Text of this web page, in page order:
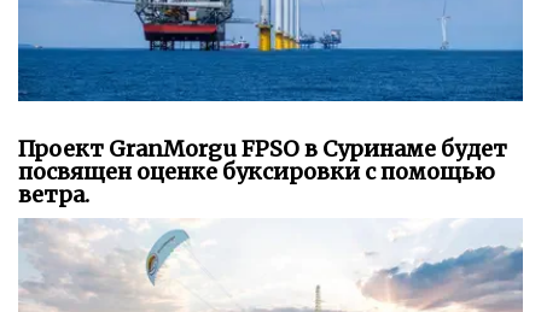
Проект GranMorgu FPSO в Суринаме будет
посвящен оценке буксировки с помощью
ветра.